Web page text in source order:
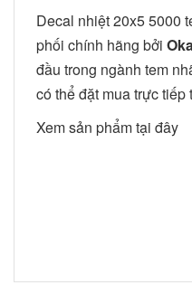
Decal nhiệt 20x5 5000
phối chính hãng bởi
đầu trong ngành tem
có thể đặt mua trực tiếp
Xem sản phẩm tại đây